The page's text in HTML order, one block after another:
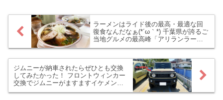
ラーメンはライド後の最高・最適な回
復食なんだなぁ(*´ω｀*) 千葉県が誇るご
当地グルメの最高峰「アリランラーメ
ン」に行ってみた！
ジムニーが納車されたらぜひとも交換
してみたかった！ フロントウィンカー
交換でジムニーがますますイケメンに
なりました！